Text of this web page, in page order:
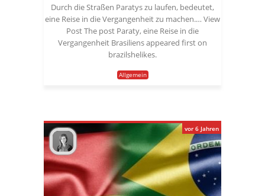
Durch die Straßen Paratys zu laufen, bedeutet,
eine Reise in die Vergangenheit zu machen.… View
Post The post Paraty, eine Reise in die
Vergangenheit Brasiliens appeared first on
brazilshelikes.
Allgemein
vor 6 Jahren